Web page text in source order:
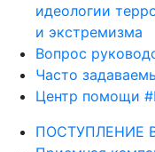
идеологии
и экстремизма
Вопрос
Часто
Центр помощи
ПОСТУПЛЕНИЕ